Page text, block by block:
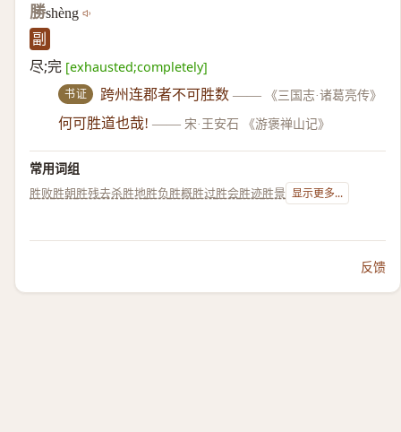
勝shèng
副
尽;完 [exhausted;completely]
书证 跨州连郡者不可胜数 —— 《三国志·诸葛亮传》
何可胜道也哉! —— 宋·王安石 《游褒禅山记》
常用词组
胜败胜朝胜残去杀胜地胜负胜概胜过胜会胜迹胜景 显示更多...
反馈